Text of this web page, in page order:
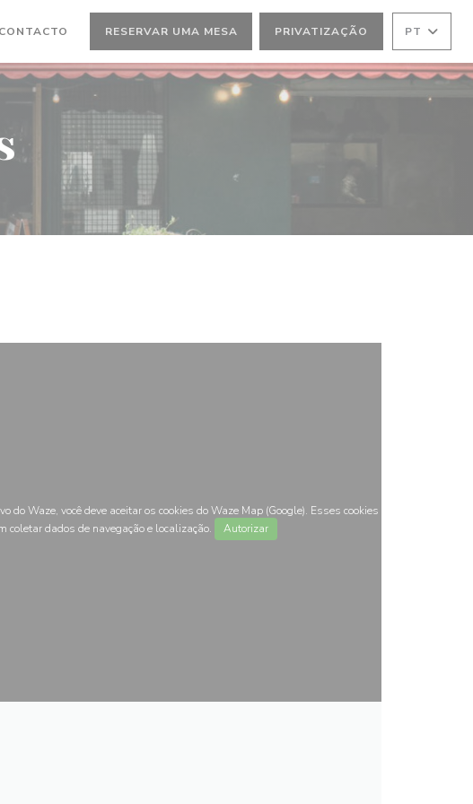
RESERVAR UMA MESA PRIVATIZAÇÃO PT
do Waze, você deve aceitar os cookies do Waze Map (Google). Esses cookies
coletar dados de navegação e localização.
Autorizar